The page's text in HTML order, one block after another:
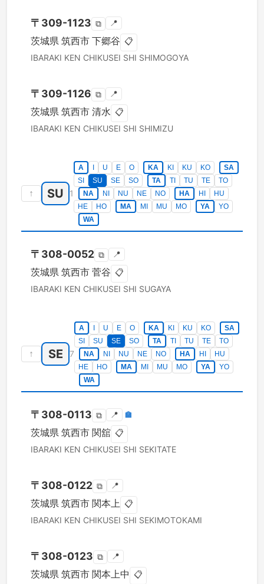
〒 309-1123 ⧉ 📍
茨城県 筑西市 下郷谷 📋
IBARAKI KEN CHIKUSEI SHI SHIMOGOYA
〒 309-1126 ⧉ 📍
茨城県 筑西市 清水 📋
IBARAKI KEN CHIKUSEI SHI SHIMIZU
↑ SU 1
A U E O KA KI KU KO
SA
SI
SU SE SO TA TI TU TE
TO
NA
NI NU NE NO HA HI
HU
HE
HO MA MI MU MO YA
YO
WA
〒 308-0052 ⧉ 📍
茨城県 筑西市 菅谷 📋
IBARAKI KEN CHIKUSEI SHI SUGAYA
↑ SE 7
A U E O KA KI KU KO
SA
SI
SU SE SO TA TI TU TE
TO
NA
NI NU NE NO HA HI
HU
HE
HO MA MI MU MO YA
YO
WA
〒 308-0113 ⧉ 📍 🏣
茨城県 筑西市 関舘 📋
IBARAKI KEN CHIKUSEI SHI SEKITATE
〒 308-0122 ⧉ 📍
茨城県 筑西市 関本上 📋
IBARAKI KEN CHIKUSEI SHI SEKIMOTOKAMI
〒 308-0123 ⧉ 📍
茨城県 筑西市 関本上中 📋